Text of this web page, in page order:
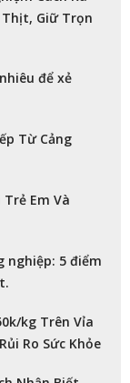
Giữ Trọn
để xẻ
Từ Cảng
Em Và
nghiệp: 5 điểm
kg Trên Vỉa
Ro Sức Khỏe